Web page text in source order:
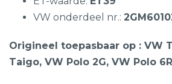
VW onderdeel nr.:
Origineel toepasbaar op : VW
Taigo, VW Polo 2G, VW Polo